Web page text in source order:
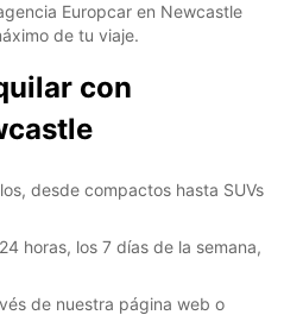
Europcar en Newcastle
de tu viaje.
con
desde compactos hasta SUVs
horas, los 7 días de la semana,
de nuestra página web o